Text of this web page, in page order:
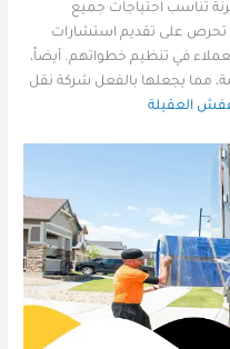
تناسب احتياجات جميع
تحرص على تقديم استشارات
في تنظيم خطواتهم. أيضاً،
مما يجعلها بالفعل شركة نقل
العقيلة